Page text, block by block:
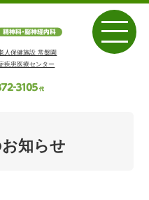
人保健施設 常盤園
疾患医療センター
知らせ